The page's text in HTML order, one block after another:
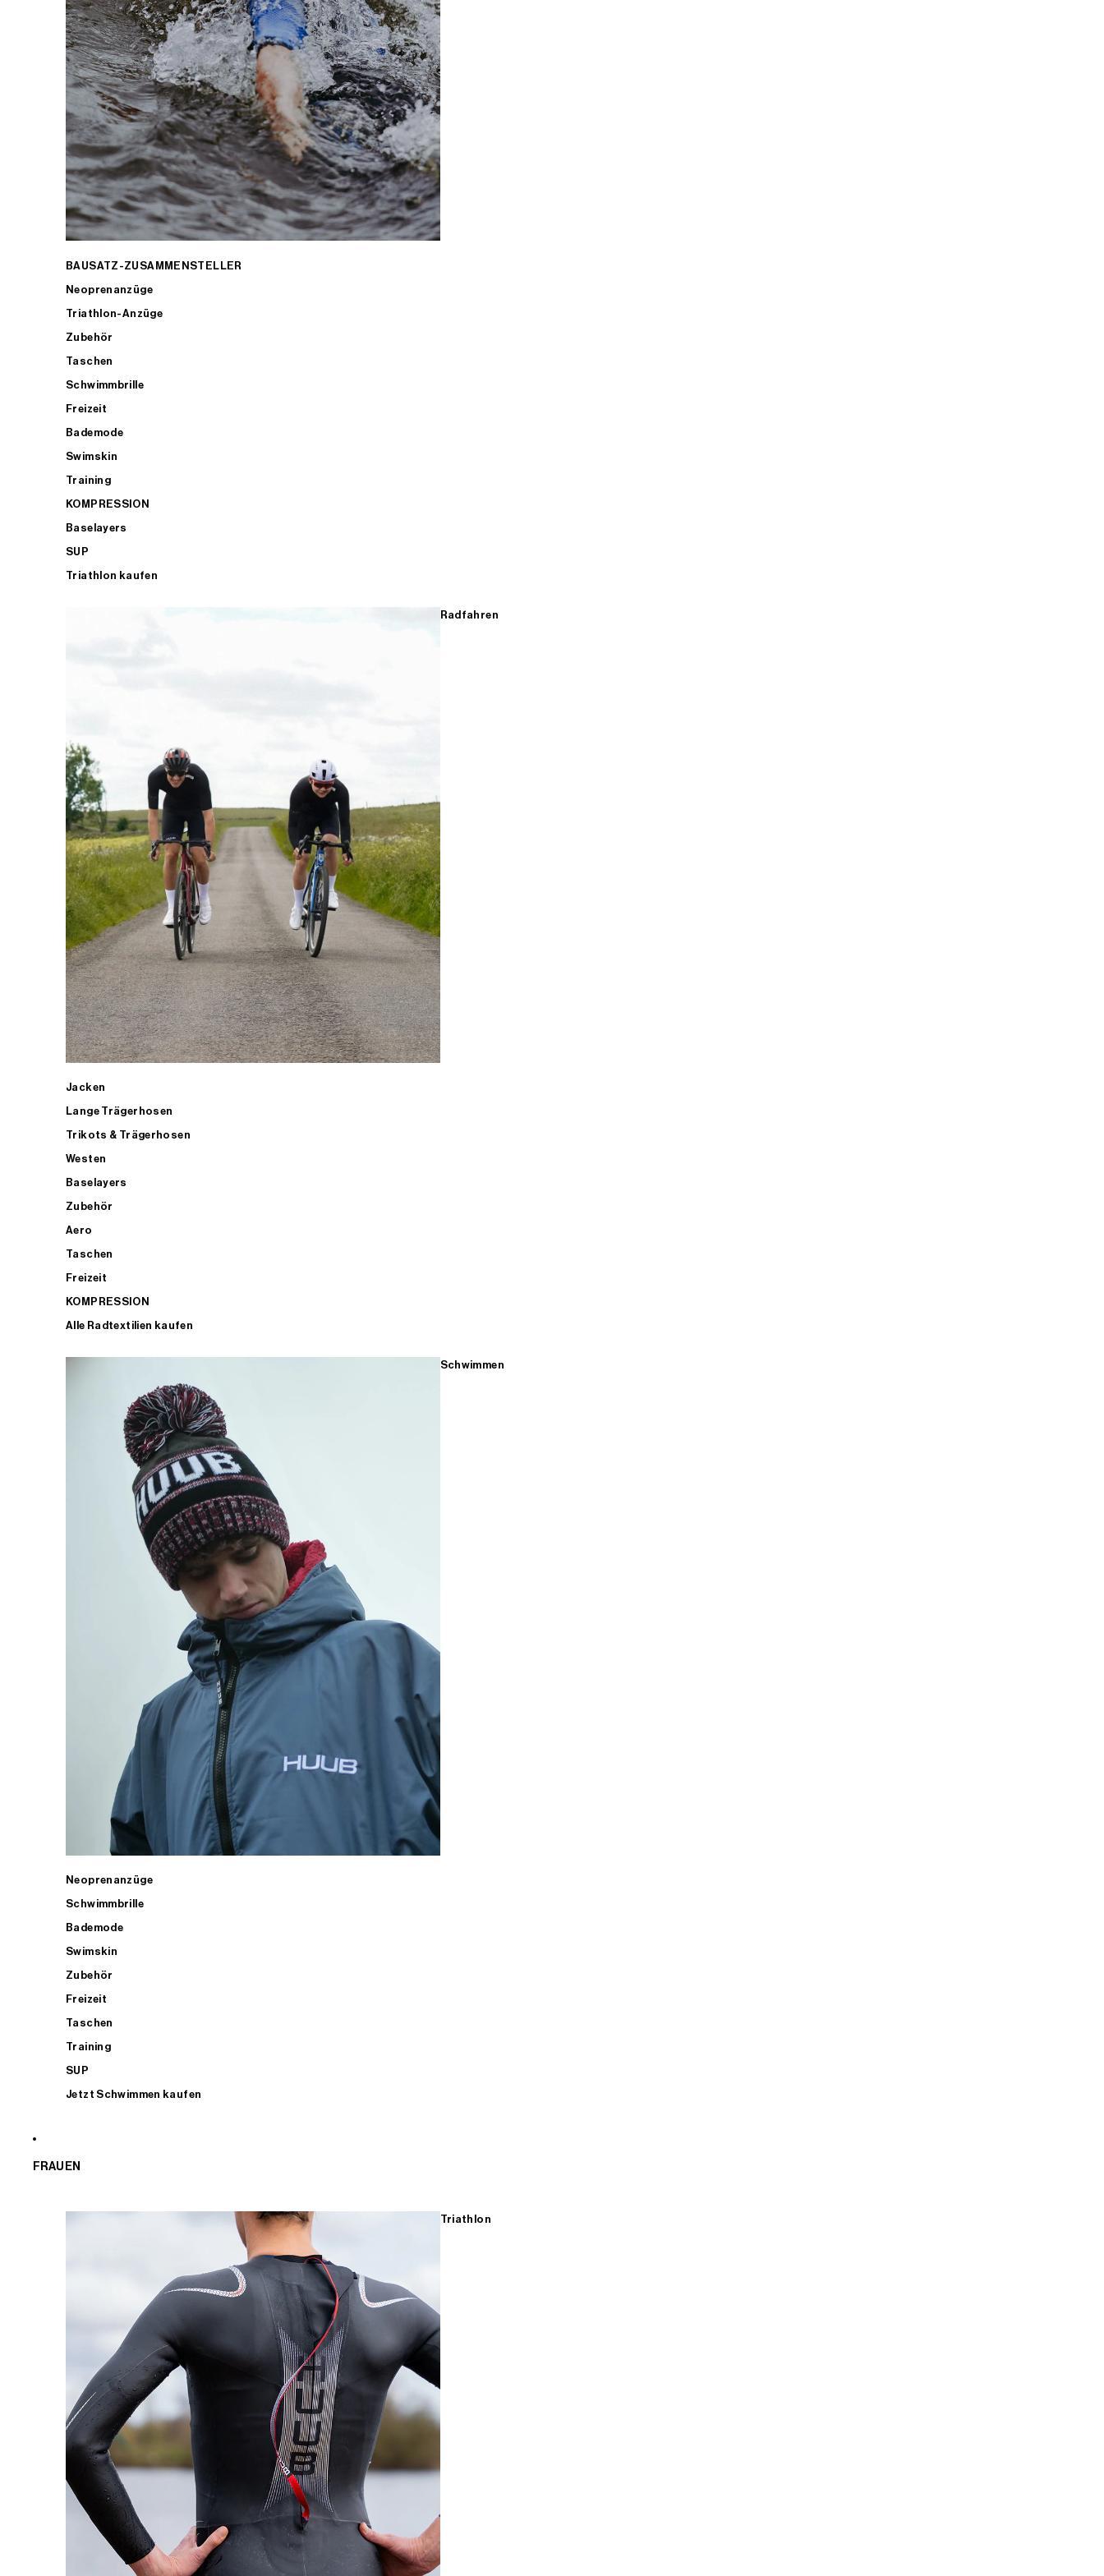
BAUSATZ-ZUSAMMENSTELLER
Neoprenanzüge
Triathlon-Anzüge
Zubehör
Taschen
Schwimmbrille
Freizeit
Bademode
Swimskin
Training
KOMPRESSION
Baselayers
SUP
Triathlon kaufen
Radfahren
Jacken
Lange Trägerhosen
Trikots & Trägerhosen
Westen
Baselayers
Zubehör
Aero
Taschen
Freizeit
KOMPRESSION
Alle Radtextilien kaufen
Schwimmen
Neoprenanzüge
Schwimmbrille
Bademode
Swimskin
Zubehör
Freizeit
Taschen
Training
SUP
Jetzt Schwimmen kaufen
FRAUEN
Triathlon